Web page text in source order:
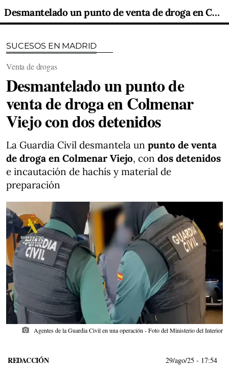
Desmantelado un punto de venta de droga en Colmenar Viejo con dos detenidos
SUCESOS EN MADRID
Venta de drogas
Desmantelado un punto de
venta de droga en Colmenar
Viejo con dos detenidos
La Guardia Civil desmantela un punto de venta
de droga en Colmenar Viejo, con dos detenidos
e incautación de hachís y material de
preparación
photo_camera Agentes de la Guardia Civil en una operación - Foto del Ministerio del Interior
REDACCIÓN 29/ago/25 - 17:54